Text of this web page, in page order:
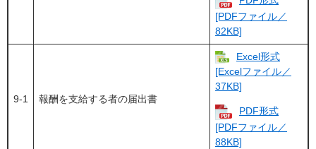
[PDFファイル／
82KB]
9-1 報酬を支給する者の届出書
Excel形式
[Excelファイル／
37KB]
PDF形式
[PDFファイル／
88KB]